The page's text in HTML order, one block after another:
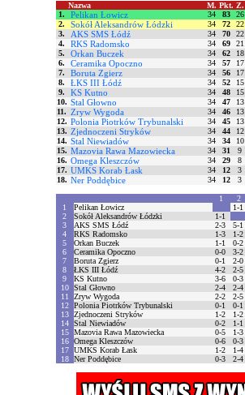
Nazwa
M. Pkt. Z.
1.
Pelikan Łowicz 34 83 26
2.
Sokół Aleksandrów Łódzki 34 72 22
3.
AKS SMS Łódź 34 70 22
4.
RKS Radomsko 34 69 21
5.
Orkan Buczek 34 62 18
6.
Ceramika Opoczno 34 57 17
7.
Boruta Zgierz 34 56 17
8.
ŁKS III Łódź 34 52 15
9.
KS Kutno 34 48 15
10. Stal Głowno 34 47 13
11. Zryw Wygoda 34 46 13
12. Polonia Piotrków Trybunalski 34 45 13
13. Zjednoczeni Stryków 34 44 12
14. Stal Niewiadów 34 34 10
15. Mazovia Rawa Mazowiecka 34 31 9
16. Omega Kleszczów 34 29 8
17. UMKS Korab Łask 34 12 3
18. Ner Poddębice 34 12 3
1 2
1
Pelikan Łowicz 1-1
2
Sokół Aleksandrów Łódzki 1-1
3
AKS SMS Łódź 2-3 5-1
4
RKS Radomsko 1-3 1-2
5
Orkan Buczek 1-1 0-2
6
Ceramika Opoczno 0-0 3-2
7
Boruta Zgierz 0-1 2-0
8
ŁKS III Łódź 4-2 2-5
9
KS Kutno 3-6 0-3
10 Stal Głowno 2-4 2-4
11
Zryw Wygoda 2-2 2-5
12 Polonia Piotrków Trybunalski 0-1 0-1
13 Zjednoczeni Stryków 1-2 1-2
14 Stal Niewiadów 0-2 1-1
15 Mazovia Rawa Mazowiecka 0-5 1-3
16 Omega Kleszczów 0-6 0-3
17 UMKS Korab Łask 1-2 1-4
18 Ner Poddębice 0-3 2-4